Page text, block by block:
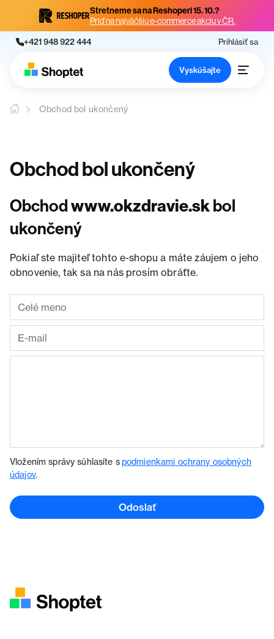
Stretneme sa na Reshoperi 15. 10.?
Príď na najväčšiu e-commerce akciu v ČR.
+421 948 922 444 Prihlásiť sa
Vyskúšajte
Obchod bol ukončený
Obchod bol ukončený
Obchodwww.okzdravie.skbol
ukončený
Pokiaľ ste majiteľ tohto e-shopu a máte záujem o jeho
obnovenie, tak sa na nás prosím obráťte.
Vložením správy súhlasíte spodmienkami ochrany osobných
údajov.
Odoslať